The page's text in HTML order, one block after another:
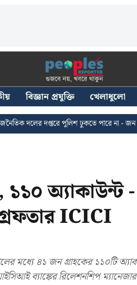
বিজ্ঞান প্রযুক্তি খেলাধুলো
দপ্তরে পুলিশ ঢুকতে পারে না - জন ব্রিটাস
অ্যাকাউন্ট -
ICICI
৪১ জন গ্রাহকের ১১০টি
ব্যাঙ্কের রিলেশনশিপ ম্যানেজার